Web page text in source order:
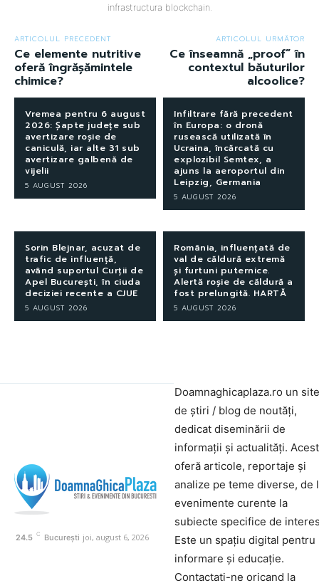
infrastructura blockchain.
ARTICOLUL PRECEDENT
Ce elemente nutritive
oferă îngrășămintele
chimice?
ARTICOLUL URMĂTOR
Ce înseamnă „proof” în
contextul băuturilor
alcoolice?
Vremea pentru 6 august
2026: Șapte județe sub
avertizare roșie de
caniculă, iar alte 31 sub
avertizare galbenă de
vijelii
5 AUGUST 2026
Infiltrare fără precedent
în Europa: o dronă
rusească utilizată în
Ucraina, încărcată cu
explozibil Semtex, a
ajuns la aeroportul din
Leipzig, Germania
5 AUGUST 2026
Sorin Blejnar, acuzat de
trafic de influență,
având suportul Curții de
Apel București, în ciuda
deciziei recente a CJUE
5 AUGUST 2026
România, influențată de
val de căldură extremă
și furtuni puternice.
Alertă roșie de căldură a
fost prelungită. HARTĂ
5 AUGUST 2026
24.5 C București joi, august 6, 2026
Doamnaghicaplaza.ro un site
de știri / blog de noutăți,
dedicat diseminării de
informații și actualități.
oferă articole, reportaje și
analize pe teme diverse, de
evenimente curente la
subiecte specifice de
Este un spațiu digital pentru
informare și educație.
Contactati-ne oricand la